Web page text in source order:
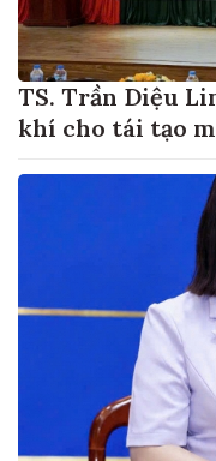
TS. Trần Diệu
khí cho tái tạo